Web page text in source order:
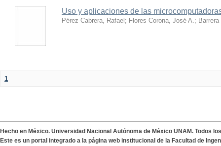
Uso y aplicaciones de las
Pérez Cabrera, Rafael ; Flores Corona, José A.;
1
Hecho en México. Universidad Nacional Autónoma de México UNAM. Todos
Este es un portal integrado a la página web institucional de la Facultad de